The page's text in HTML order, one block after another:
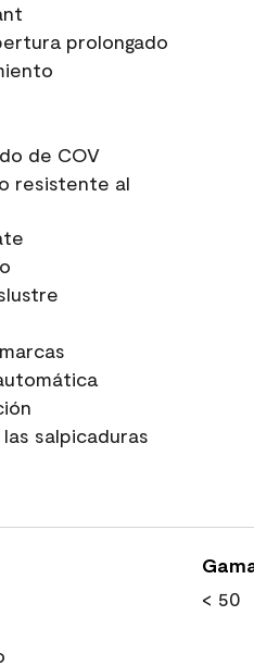
prolongado
de COV
resistente al
salpicaduras
< 50